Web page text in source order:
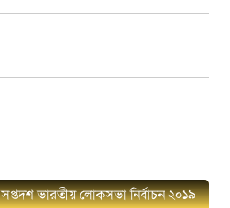
সপ্তদশ ভারতীয় লোকসভা নির্বাচন ২০১৯